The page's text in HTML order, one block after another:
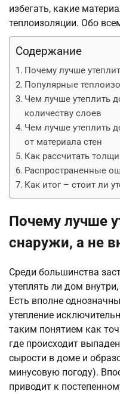
избегать, какие
теплоизоляции. Обо
Содержание
Почему лучше
Популярные
Чем лучше утеплить
количеству слоев
Чем лучше утеплить
от материала стен
Как рассчитать
Распространенные
Как итог – стоит ли
Почему лучше
снаружи, а не
Среди большинства
утеплять ли дом
Есть вполне
утепление
таким понятием как
где происходит
сырости в доме и
минусовую погоду).
приводит к